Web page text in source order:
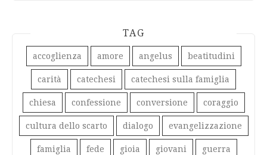
TAG
accoglienza amore angelus beatitudini
carità catechesi catechesi sulla famiglia
chiesa confessione conversione coraggio
cultura dello scarto dialogo evangelizzazione
famiglia fede gioia giovani guerra